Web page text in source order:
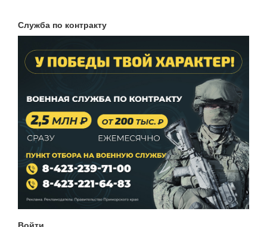
Служба по контракту
Войти